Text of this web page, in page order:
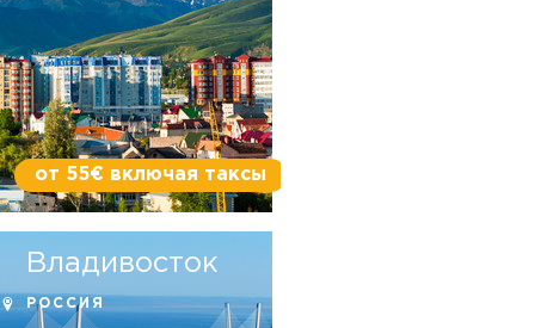
от 55€ включая таксы
Владивосток
РОССИЯ